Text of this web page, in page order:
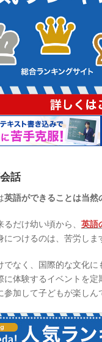
話
英語ができることは当然
るだけ幼い頃から、 英語
につけるのは、苦労し
でなく、国際的な文化
に体験するイベントを
参加して子どもが楽しん